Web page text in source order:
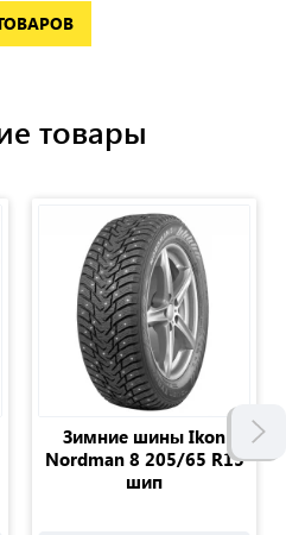
товары
Зимние шины Ikon
Nordman 8 205/65 R15
шип